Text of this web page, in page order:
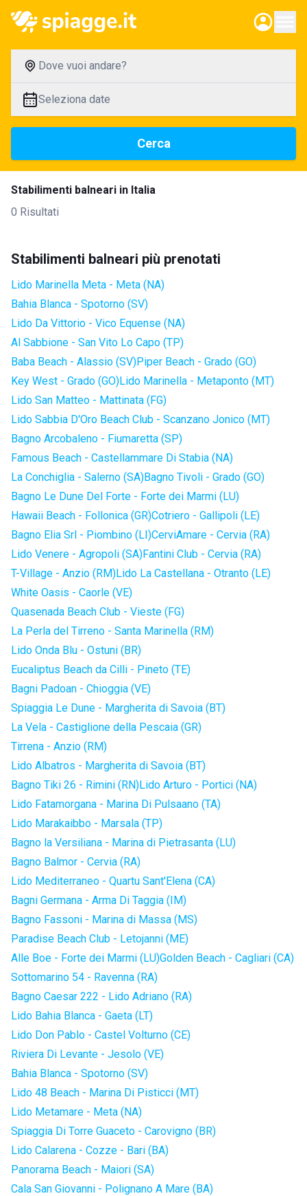
Dove vuoi andare?
Seleziona date
Cerca
Stabilimenti balneari in Italia
0 Risultati
Stabilimenti balneari più prenotati
Lido Marinella Meta - Meta (NA)
Bahia Blanca - Spotorno (SV)
Lido Da Vittorio - Vico Equense (NA)
Al Sabbione - San Vito Lo Capo (TP)
Baba Beach - Alassio (SV)Piper Beach - Grado (GO)
Key West - Grado (GO)Lido Marinella - Metaponto (MT)
Lido San Matteo - Mattinata (FG)
Lido Sabbia D'Oro Beach Club - Scanzano Jonico (MT)
Bagno Arcobaleno - Fiumaretta (SP)
Famous Beach - Castellammare Di Stabia (NA)
La Conchiglia - Salerno (SA)Bagno Tivoli - Grado (GO)
Bagno Le Dune Del Forte - Forte dei Marmi (LU)
Hawaii Beach - Follonica (GR)Cotriero - Gallipoli (LE)
Bagno Elia Srl - Piombino (LI)CerviAmare - Cervia (RA)
Lido Venere - Agropoli (SA)Fantini Club - Cervia (RA)
T-Village - Anzio (RM)Lido La Castellana - Otranto (LE)
White Oasis - Caorle (VE)
Quasenada Beach Club - Vieste (FG)
La Perla del Tirreno - Santa Marinella (RM)
Lido Onda Blu - Ostuni (BR)
Eucaliptus Beach da Cilli - Pineto (TE)
Bagni Padoan - Chioggia (VE)
Spiaggia Le Dune - Margherita di Savoia (BT)
La Vela - Castiglione della Pescaia (GR)
Tirrena - Anzio (RM)
Lido Albatros - Margherita di Savoia (BT)
Bagno Tiki 26 - Rimini (RN)Lido Arturo - Portici (NA)
Lido Fatamorgana - Marina Di Pulsaano (TA)
Lido Marakaibbo - Marsala (TP)
Bagno la Versiliana - Marina di Pietrasanta (LU)
Bagno Balmor - Cervia (RA)
Lido Mediterraneo - Quartu Sant'Elena (CA)
Bagni Germana - Arma Di Taggia (IM)
Bagno Fassoni - Marina di Massa (MS)
Paradise Beach Club - Letojanni (ME)
Alle Boe - Forte dei Marmi (LU)Golden Beach - Cagliari (CA)
Sottomarino 54 - Ravenna (RA)
Bagno Caesar 222 - Lido Adriano (RA)
Lido Bahia Blanca - Gaeta (LT)
Lido Don Pablo - Castel Volturno (CE)
Riviera Di Levante - Jesolo (VE)
Bahia Blanca - Spotorno (SV)
Lido 48 Beach - Marina Di Pisticci (MT)
Lido Metamare - Meta (NA)
Spiaggia Di Torre Guaceto - Carovigno (BR)
Lido Calarena - Cozze - Bari (BA)
Panorama Beach - Maiori (SA)
Cala San Giovanni - Polignano A Mare (BA)